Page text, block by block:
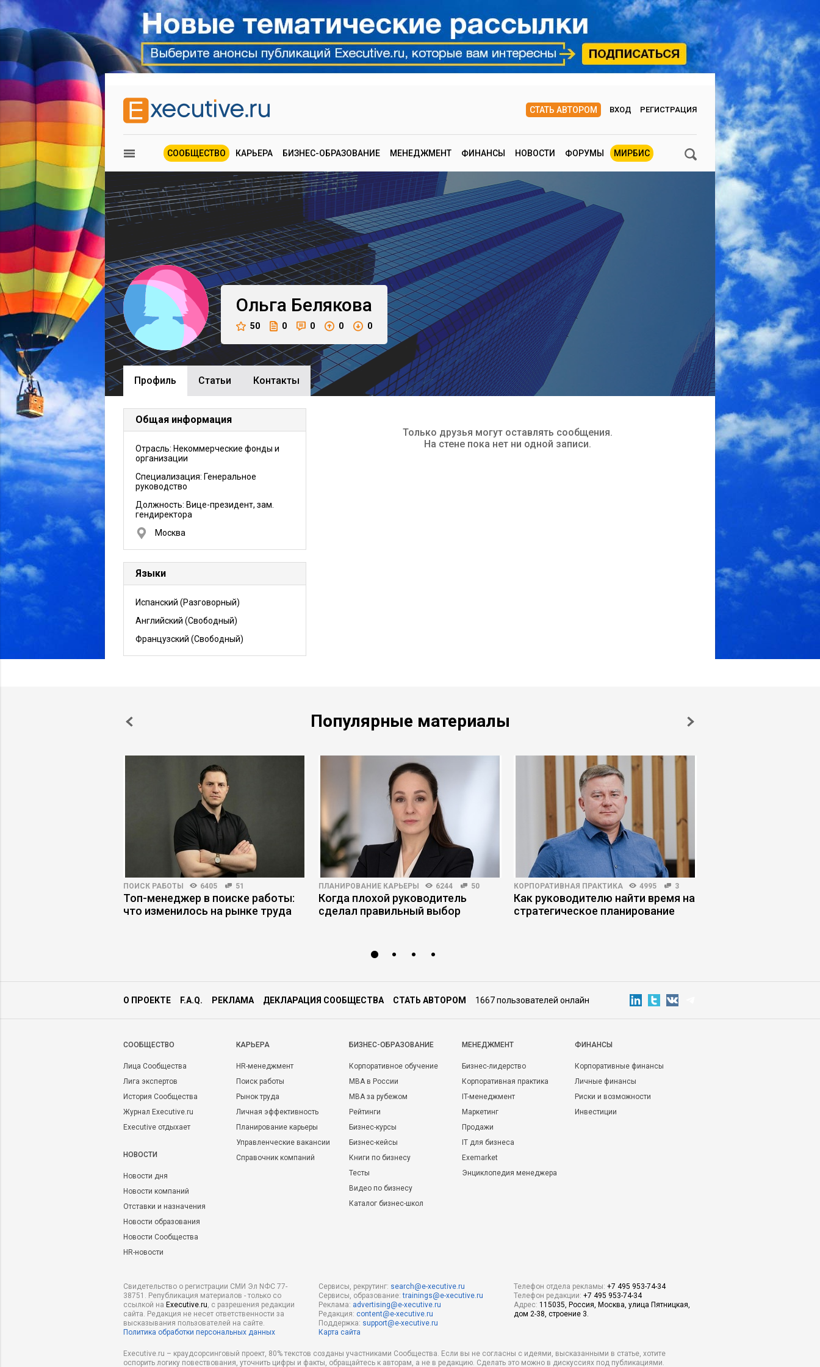
СТАТЬ АВТОРОМ ВХОД РЕГИСТРАЦИЯ
СООБЩЕСТВО КАРЬЕРА БИЗНЕС-ОБРАЗОВАНИЕ МЕНЕДЖМЕНТ ФИНАНСЫ НОВОСТИ ФОРУМЫ МИРБИС
Ольга Белякова
50 0 0 0 0
Профиль Cтатьи Контакты
Общая информация
Отрасль: Некоммерческие фонды и
организации
Специализация: Генеральное
руководство
Должность: Вице-президент, зам.
гендиректора
Москва
Языки
Испанский (Разговорный)
Английский (Свободный)
Французский (Свободный)
Только друзья могут оставлять сообщения.
На стене пока нет ни одной записи.
Популярные материалы
ПОИСК РАБОТЫ 6405 51
Топ-менеджер в поиске работы:
что изменилось на рынке труда
ПЛАНИРОВАНИЕ КАРЬЕРЫ 6244 50
Когда плохой руководитель
сделал правильный выбор
КОРПОРАТИВНАЯ ПРАКТИКА 4995 3
Как руководителю найти время на
стратегическое планирование
О ПРОЕКТЕ F.A.Q. РЕКЛАМА ДЕКЛАРАЦИЯ СООБЩЕСТВА СТАТЬ АВТОРОМ 1667 пользователей онлайн
CООБЩЕСТВО
Лица Сообщества
Лига экспертов
История Сообщества
Журнал Executive.ru
Executive отдыхает
НОВОСТИ
Новости дня
Новости компаний
Отставки и назначения
Новости образования
Новости Сообщества
HR-новости
КАРЬЕРА
HR-менеджмент
Поиск работы
Рынок труда
Личная эффективность
Планирование карьеры
Управленческие вакансии
Справочник компаний
БИЗНЕС-ОБРАЗОВАНИЕ
Корпоративное обучение
MBA в России
MBA за рубежом
Рейтинги
Бизнес-курсы
Бизнес-кейсы
Книги по бизнесу
Тесты
Видео по бизнесу
Каталог бизнес-школ
МЕНЕДЖМЕНТ
Бизнес-лидерство
Корпоративная практика
IT-менеджмент
Маркетинг
Продажи
IT для бизнеса
Exemarket
Энциклопедия менеджера
ФИНАНСЫ
Корпоративные финансы
Личные финансы
Риски и возможности
Инвестиции
Свидетельство о регистрации СМИ Эл NФС 77-
38751. Републикация материалов - только со
ссылкой на Executive.ru, с разрешения редакции
сайта. Редакция не несет ответственности за
высказывания пользователей на сайте.
Политика обработки персональных данных
Сервисы, рекрутинг: search@e-xecutive.ru
Сервисы, образование:trainings@e-xecutive.ru
Реклама: advertising@e-xecutive.ru
Редакция: content@e-xecutive.ru
Поддержка: support@e-xecutive.ru
Карта сайта
Телефон отдела рекламы: +7 495 953-74-34
Телефон редакции: +7 495 953-74-34
Адрес: 115035, Россия, Москва, улица Пятницкая,
дом 2-38, строение 3.
Executive.ru – краудсорсинговый проект, 80% текстов созданы участниками Сообщества. Если вы не согласны с идеями, высказанными в статье, хотите
оспорить логику повествования, уточнить цифры и факты, обращайтесь к авторам, а не в редакцию. Сделать это можно в дискуссиях под публикациями.